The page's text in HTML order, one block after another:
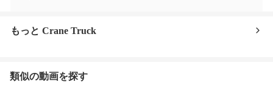
もっと Crane Truck
類似の動画を探す